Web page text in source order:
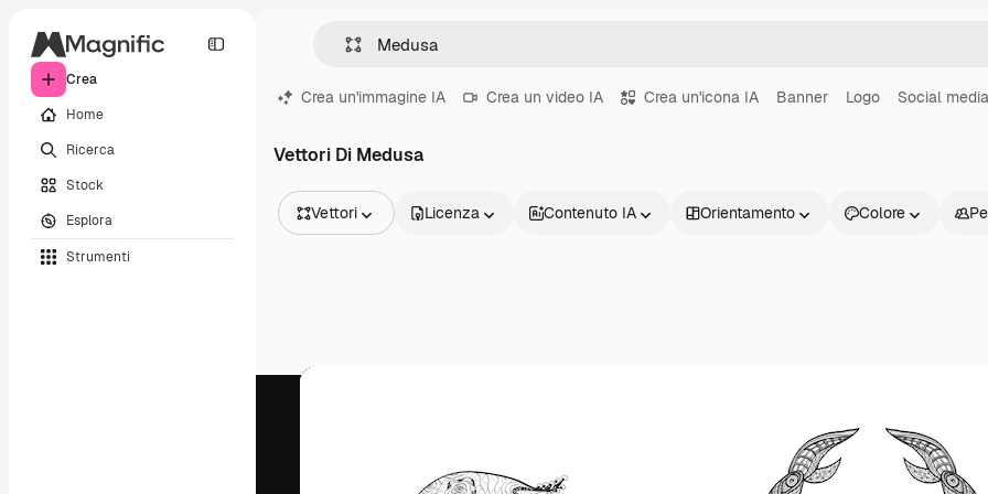
Crea
Home
Ricerca
Stock
Esplora
Strumenti
Crea un'immagine IA Crea un video IA Crea un'icona IA Banner Logo Social media
Vettori Di Medusa
Vettori
Video
Licenza Contenuto IA Orientamento Colore
Inizia